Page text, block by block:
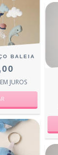
BALEIA
JUROS